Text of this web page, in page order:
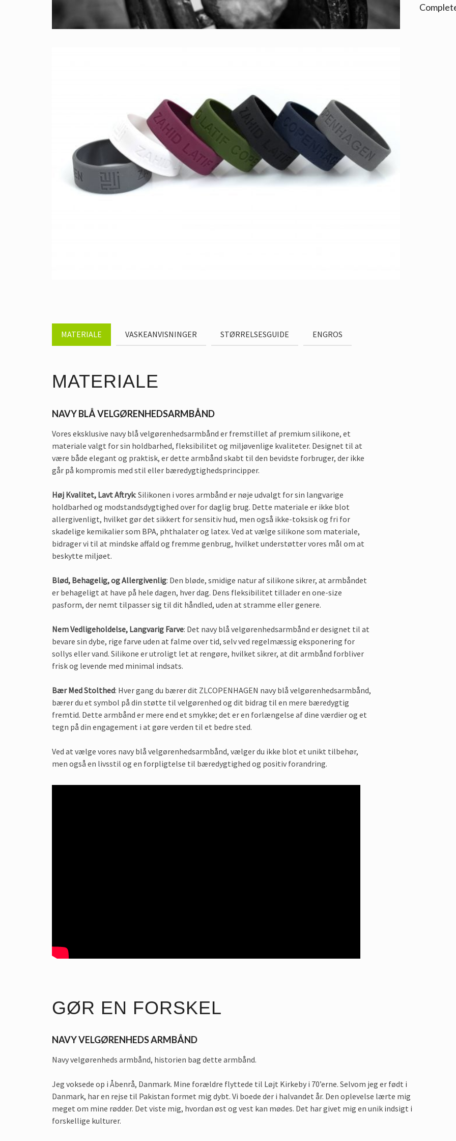
MATERIALE VASKEANVISNINGER STØRRELSESGUIDE ENGROS
MATERIALE
NAVY BLÅ VELGØRENHEDSARMBÅND
Vores eksklusive navy blå velgørenhedsarmbånd er fremstillet af premium silikone, et
materiale valgt for sin holdbarhed, fleksibilitet og miljøvenlige kvaliteter. Designet til at
være både elegant og praktisk, er dette armbånd skabt til den bevidste forbruger, der ikke
går på kompromis med stil eller bæredygtighedsprincipper.
Høj Kvalitet, Lavt Aftryk: Silikonen i vores armbånd er nøje udvalgt for sin langvarige
holdbarhed og modstandsdygtighed over for daglig brug. Dette materiale er ikke blot
allergivenligt, hvilket gør det sikkert for sensitiv hud, men også ikke-toksisk og fri for
skadelige kemikalier som BPA, phthalater og latex. Ved at vælge silikone som materiale,
bidrager vi til at mindske affald og fremme genbrug, hvilket understøtter vores mål om at
beskytte miljøet.
Blød, Behagelig, og Allergivenlig: Den bløde, smidige natur af silikone sikrer, at armbåndet
er behageligt at have på hele dagen, hver dag. Dens fleksibilitet tillader en one-size
pasform, der nemt tilpasser sig til dit håndled, uden at stramme eller genere.
Nem Vedligeholdelse, Langvarig Farve: Det navy blå velgørenhedsarmbånd er designet til at
bevare sin dybe, rige farve uden at falme over tid, selv ved regelmæssig eksponering for
sollys eller vand. Silikone er utroligt let at rengøre, hvilket sikrer, at dit armbånd forbliver
frisk og levende med minimal indsats.
Bær Med Stolthed: Hver gang du bærer dit ZLCOPENHAGEN navy blå velgørenhedsarmbånd,
bærer du et symbol på din støtte til velgørenhed og dit bidrag til en mere bæredygtig
fremtid. Dette armbånd er mere end et smykke; det er en forlængelse af dine værdier og et
tegn på din engagement i at gøre verden til et bedre sted.
Ved at vælge vores navy blå velgørenhedsarmbånd, vælger du ikke blot et unikt tilbehør,
men også en livsstil og en forpligtelse til bæredygtighed og positiv forandring.
GØR EN FORSKEL
NAVY VELGØRENHEDS ARMBÅND
Navy velgørenheds armbånd, historien bag dette armbånd.
Jeg voksede op i Åbenrå, Danmark. Mine forældre flyttede til Løjt Kirkeby i 70’erne. Selvom jeg er født i
Danmark, har en rejse til Pakistan formet mig dybt. Vi boede der i halvandet år. Den oplevelse lærte mig
meget om mine rødder. Det viste mig, hvordan øst og vest kan mødes. Det har givet mig en unik indsigt i
forskellige kulturer.